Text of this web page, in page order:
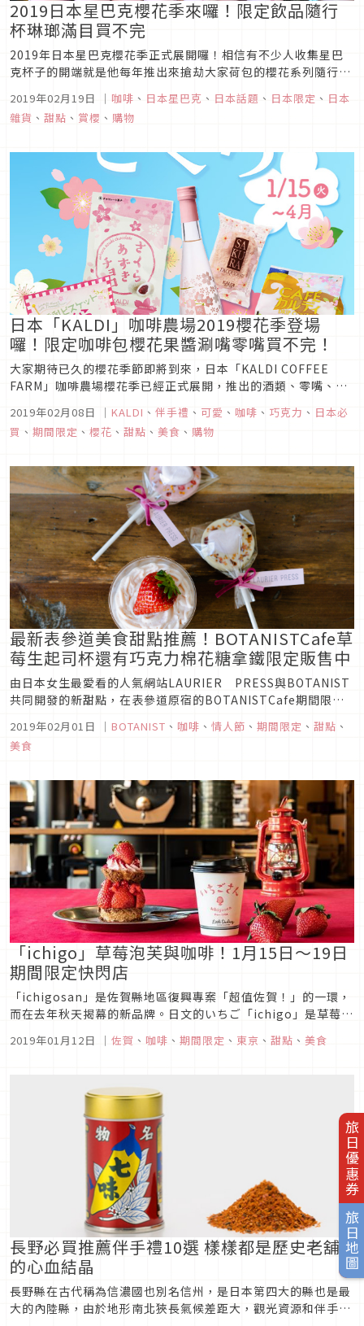
旅日優惠券
旅日地圖
2019日本星巴克櫻花季來囉！限定飲品隨行
杯琳瑯滿目買不完
2019年日本星巴克櫻花季正式展開囉！相信有不少人收集星巴
克杯子的開端就是他每年推出來搶劫大家荷包的櫻花系列隨行杯
吧？每年2月鎖定日本星巴克的新品情報已經成為杯控們的例行
公事，而除了粉嫩櫻花杯，星巴克也同步推出了期間限定的飲料
與餐點，趕快來瞧瞧今年有哪些必吃必買的商品吧！
2019年02月19日 ｜ 咖啡 、 日本星巴克 、 日本話題 、 日本限定 、 日本
雜貨 、 甜點 、 賞櫻 、 購物
日本「KALDI」咖啡農場2019櫻花季登場
囉！限定咖啡包櫻花果醬涮嘴零嘴買不完！
大家期待已久的櫻花季節即將到來，日本「KALDI COFFEE
FARM」咖啡農場櫻花季已經正式展開，推出的酒類、零嘴、咖
啡包滿滿都是粉嫩櫻花，充滿春天氣息。今天要來介紹幾款日本
「KALDI」嚴選的櫻花相關食品，限時限量推出，喜歡櫻花的朋
友們趕快來看看有哪些推薦的吧！
2019年02月08日 ｜ KALDI 、 伴手禮 、 可愛 、 咖啡 、 巧克力 、 日本必
買 、 期間限定 、 櫻花 、 甜點 、 美食 、 購物
最新表參道美食甜點推薦！BOTANISTCafe草
莓生起司杯還有巧克力棉花糖拿鐵限定販售中
由日本女生最愛看的人氣網站LAURIER PRESS與BOTANIST
共同開發的新甜點，在表參道原宿的BOTANISTCafe期間限定
愛甜點！還可以順便在一樓購入日本超人氣品牌BOTANIST的店
舖限定香味洗髮精！目前店內提前出現超美的櫻花可以...
2019年02月01日 ｜ BOTANIST 、 咖啡 、 情人節 、 期間限定 、 甜點 、
美食
「ichigo」草莓泡芙與咖啡！1月15日～19日
期間限定快閃店
「ichigosan」是佐賀縣地區復興專案「超值佐賀！」的一環，
而在去年秋天揭幕的新品牌。日文的いちご「ichigo」是草莓的
2019年的「ichigosan」新活動是充滿豪華露營氣氛的草莓咖
2019年01月12日 ｜ 佐賀 、 咖啡 、 期間限定 、 東京 、 甜點 、 美食
長野必買推薦伴手禮10選 樣樣都是歷史老舖
的心血結晶
長野縣在古代稱為信濃國也別名信州，是日本第四大的縣也是最
大的內陸縣，由於地形南北狹長氣候差距大，觀光資源和伴手禮